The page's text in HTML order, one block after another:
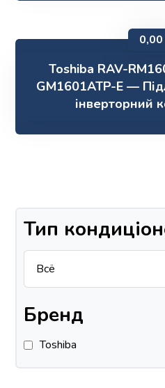
Toshiba RAV-
GM1601ATP-E —
інверторний
0,00
Тип
Бренд
Toshiba